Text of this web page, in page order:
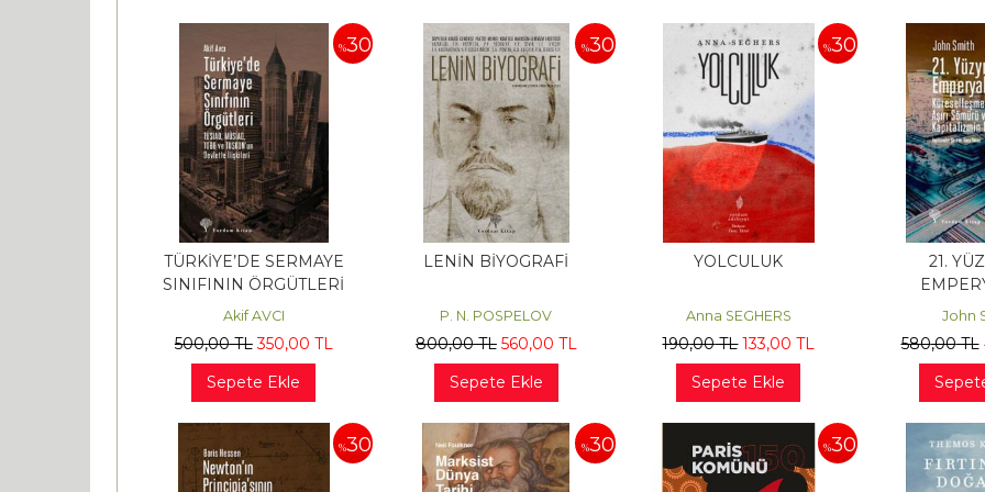
%30
TÜRKİYE’DE SERMAYE
SINIFININ ÖRGÜTLERİ
Akif AVCI
500,00TL 350,00 TL
Sepete Ekle
%30
LENİN BİYOGRAFİ
P. N. POSPELOV
800,00TL 560,00 TL
Sepete Ekle
%30
YOLCULUK
Anna SEGHERS
190,00TL 133,00 TL
Sepete Ekle
21.
John
580,00TL
%30 %30 %30